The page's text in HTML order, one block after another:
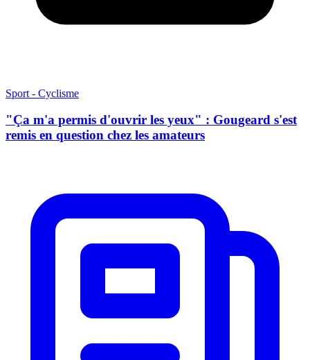
Sport - Cyclisme
"Ça m'a permis d'ouvrir les yeux" : Gougeard s'est
remis en question chez les amateurs